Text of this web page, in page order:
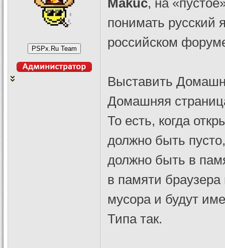
понимать русский
российском
Выставить
Домашняя
То есть, когда
должно быть
должно быть в
в памяти браузера
мусора и будут
Типа так.